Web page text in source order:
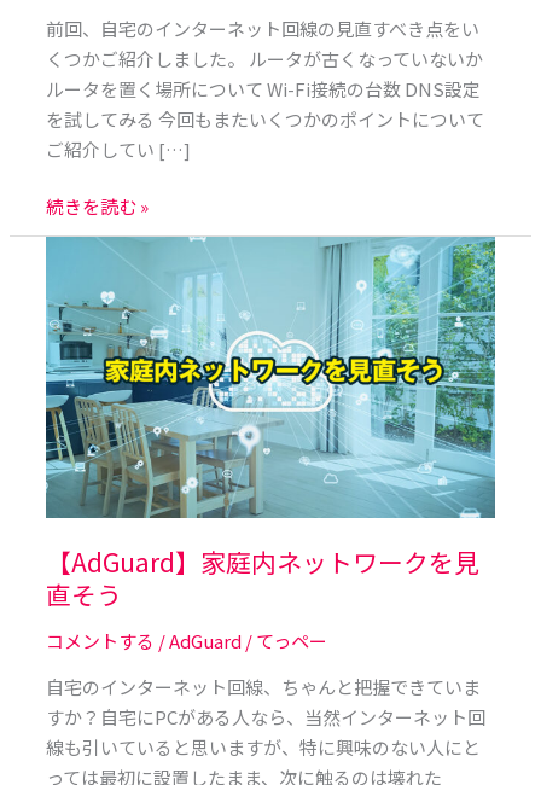
前回、自宅のインターネット回線の見直すべき点をい
くつかご紹介しました。 ルータが古くなっていないか
ルータを置く場所について Wi-Fi接続の台数 DNS設定
を試してみる 今回もまたいくつかのポイントについて
ご紹介してい […]
う
そ
の
続きを読む »
【AdGuard】家庭内ネットワークを見
直そう
コメントする /AdGuard/てっペー
自宅のインターネット回線、ちゃんと把握できていま
すか？自宅にPCがある人なら、当然インターネット回
線も引いていると思いますが、特に興味のない人にと
っては最初に設置したまま、次に触るのは壊れた
【AdGuard】
庭
内
ネ
ッ
ト
ワ
ー
ク
を
見
直
そ
う